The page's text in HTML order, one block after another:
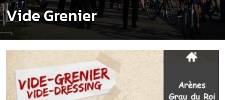
Vide Grenier